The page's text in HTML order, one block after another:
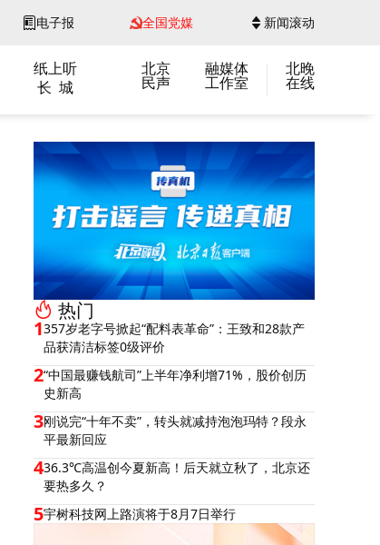
电子报 全国党媒 新闻滚动
纸上听
长 城
北京
民声
融媒体
工作室
北晚
在线
热门
1357岁老字号掀起“配料表革命”：王致和28款产
品获清洁标签0级评价
2“中国最赚钱航司”上半年净利增71%，股价创历
史新高
3刚说完“十年不卖”，转头就减持泡泡玛特？段永
平最新回应
436.3℃高温创今夏新高！后天就立秋了，北京还
要热多久？
5宇树科技网上路演将于8月7日举行